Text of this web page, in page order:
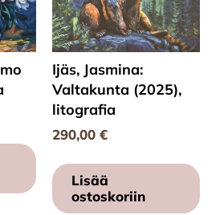
Ijäs, Jasmina:
Valtakunta (2025),
litografia
290,00 €
Lisää
ostoskoriin